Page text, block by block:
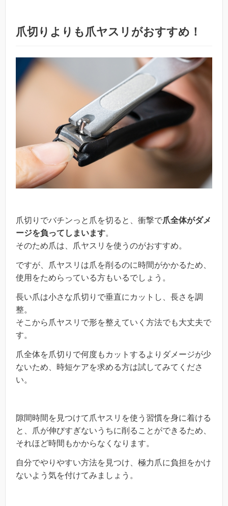
爪切りよりも爪ヤスリがおすすめ！
爪切りでバチンっと爪を切ると、衝撃で爪全体がダメ
ージを負ってしまいます。
そのため爪は、爪ヤスリを使うのがおすすめ。
ですが、爪ヤスリは爪を削るのに時間がかかるため、
使用をためらっている方もいるでしょう。
長い爪は小さな爪切りで垂直にカットし、長さを調
整。
そこから爪ヤスリで形を整えていく方法でも大丈夫で
す。
爪全体を爪切りで何度もカットするよりダメージが少
ないため、時短ケアを求める方は試してみてくださ
い。
隙間時間を見つけて爪ヤスリを使う習慣を身に着ける
と、爪が伸びすぎないうちに削ることができるため、
それほど時間もかからなくなります。
自分でやりやすい方法を見つけ、極力爪に負担をかけ
ないよう気を付けてみましょう。